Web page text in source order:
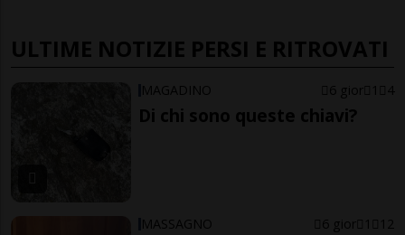
ULTIME NOTIZIE PERSI E RITROVATI
MAGADINO 6 gior 1 4
Di chi sono queste chiavi?
MASSAGNO 6 gior 1 12